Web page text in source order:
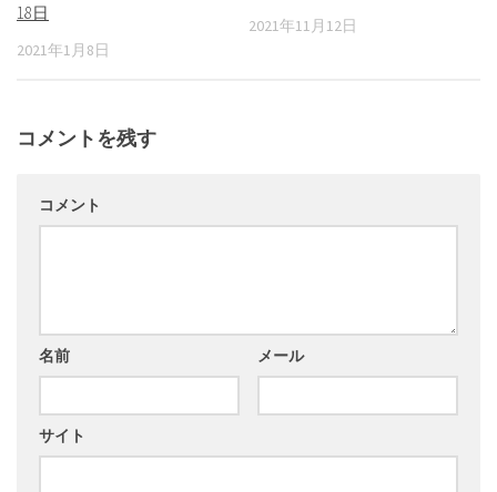
18日
2021年1月8日
2021年11月12日
コメントを残す
コメント
名前 メール
サイト